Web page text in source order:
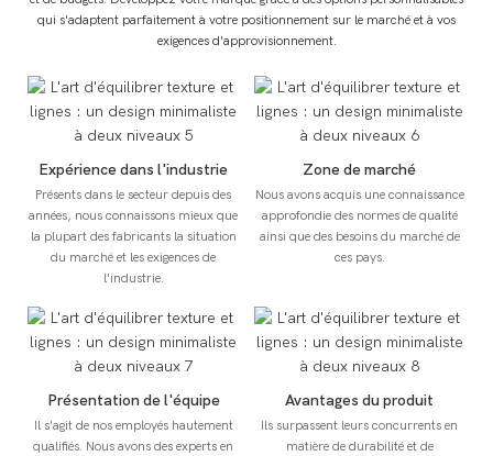
qui s'adaptent parfaitement à votre positionnement sur le marché et à vos
exigences d'approvisionnement.
Expérience dans l'industrie
Présents dans le secteur depuis des
années, nous connaissons mieux que
la plupart des fabricants la situation
du marché et les exigences de
l'industrie.
Zone de marché
Nous avons acquis une connaissance
approfondie des normes de qualité
ainsi que des besoins du marché de
ces pays.
Présentation de l'équipe
Il s'agit de nos employés hautement
qualifiés. Nous avons des experts en
Avantages du produit
Ils surpassent leurs concurrents en
matière de durabilité et de